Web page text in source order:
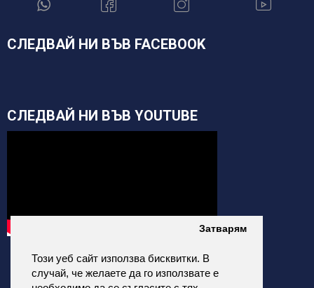
Този уеб сайт използва бисквитки. В
случай, че желаете да го използвате е
Затварям
СЛЕДВАЙ НИ ВЪВ FACEBOOK
СЛЕДВАЙ НИ ВЪВ YOUTUBE